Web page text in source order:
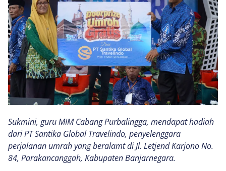
Sukmini, guru MIM Cabang Purbalingga, mendapat hadiah
dari PT Santika Global Travelindo, penyelenggara
perjalanan umrah yang beralamt di Jl. Letjend Karjono No.
84, Parakancanggah, Kabupaten Banjarnegara.